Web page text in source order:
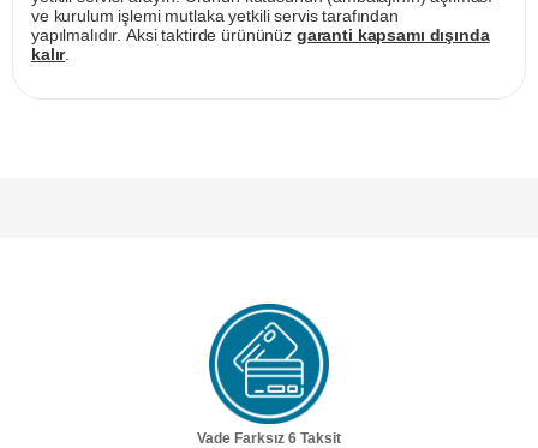
ve kurulum işlemi mutlaka yetkili servis tarafından
yapılmalıdır. Aksi taktirde ürününüz garanti kapsamı dışında
kalır.
Vade Farksız 6 Taksit